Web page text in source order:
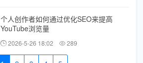
个人创作者如何通过优化SEO来提高
YouTube浏览量
2026-5-26 18:02 289